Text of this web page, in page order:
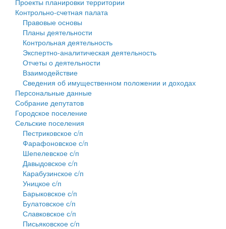
Собрание депутатов
Городское поселение
Сельские поселения
Контрольно-счетная палата
Правовые основы
Планы деятельности
Контрольная деятельность
Экспертно-аналитическая деятельность
Отчеты о деятельности
Взаимодействие
Сведения об имущественном положении и доходах
Персональные данные
Собрание депутатов
Городское поселение
Сельские поселения
Пестриковское с/п
Фарафоновское с/п
Шепелевское с/п
Давыдовское с/п
Карабузинское с/п
Уницкое с/п
Барыковское с/п
Булатовское с/п
Славковское с/п
Письяковское с/п